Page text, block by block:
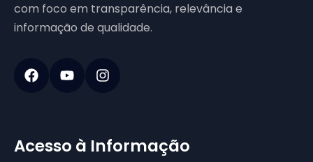
com foco em transparência, relevância e
informação de qualidade.
Acesso à Informação